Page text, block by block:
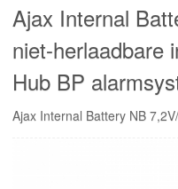
SUPPORT
RMA
MIJN OSEC
Ajax Internal
niet-herlaadbare
Hub BP
Ajax Internal Battery NB